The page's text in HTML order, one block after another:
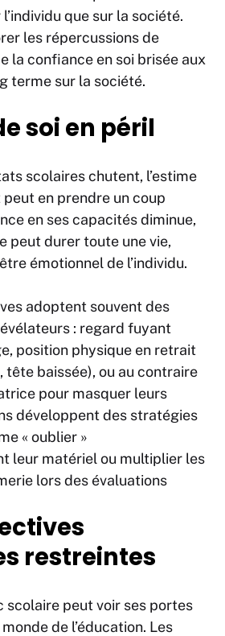
que sur la société.
les répercussions de
la confiance en soi brisée aux
terme sur la société.
soi en péril
scolaires chutent, l’estime
peut en prendre un coup
en ses capacités diminue,
peut durer toute une vie,
émotionnel de l’individu.
adoptent souvent des
: regard fuyant
position physique en retrait
tête baissée), ou au contraire
pour masquer leurs
développent des stratégies
« oublier »
leur matériel ou multiplier les
lors des évaluations
restreintes
scolaire peut voir ses portes
de l’éducation. Les